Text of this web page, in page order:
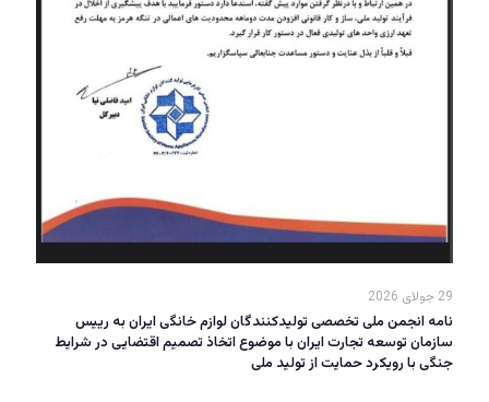
29 جولای 2026
نامه انجمن ملی تخصصی تولیدکنندگان لوازم خانگی ایران به رییس
سازمان توسعه تجارت ایران با موضوع اتخاذ تصمیم اقتضایی در شرایط
جنگی با رویکرد حمایت از تولید ملی